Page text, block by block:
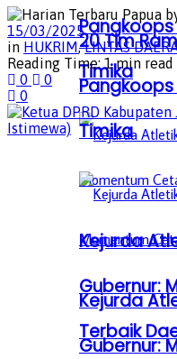
Timika
Kejurda
Gubernur:
Terbaik
20 Tim
Timika
Kejurda
Gubernur:
15/03/2025
in HUKRIM,LINTAS
Reading Time: 1 min read
0
0
0